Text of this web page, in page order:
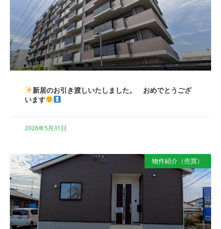
新居のお引き渡しいたしました。 おめでとうござ
います
2026年5月31日
物件紹介（売買）